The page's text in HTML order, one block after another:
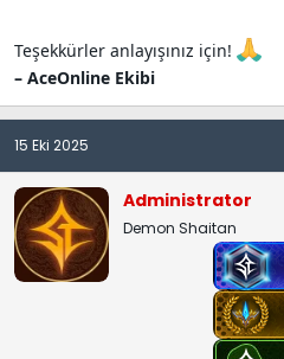
Teşekkürler anlayışınız için!
– AceOnline Ekibi
15 Eki 2025
Administrator
Demon Shaitan